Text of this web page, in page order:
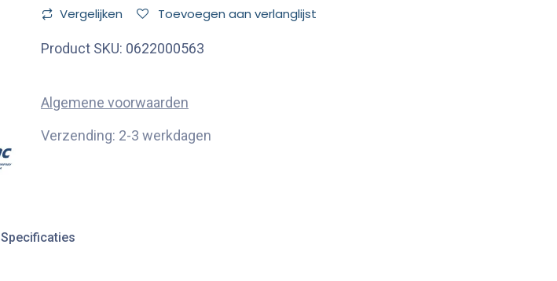
Vergelijken Toevoegen aan verlanglijst
Product SKU: 0622000563
Algemene voorwaarden
Verzending: 2-3 werkdagen
Specificaties